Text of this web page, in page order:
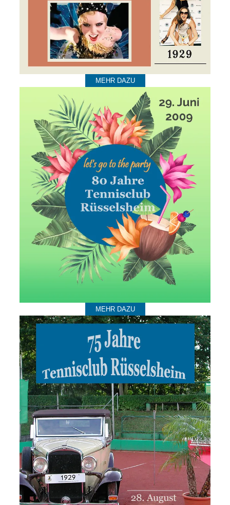
MEHR DAZU
MEHR DAZU